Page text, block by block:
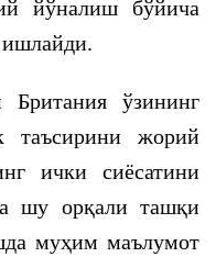
йўналиш бўйича
ишлайди.
Британия ўзининг
таъсирини жорий
ички сиёсатини
шу орқали ташқи
муҳим маълумот